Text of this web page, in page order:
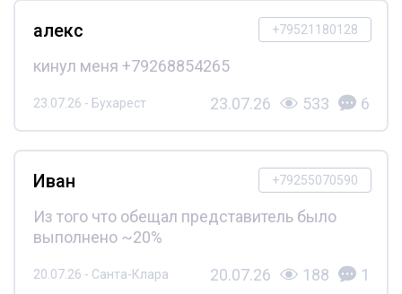
+79521180128
алекс
кинул меня +79268854265
23.07.26 - Бухарест 23.07.26 533 6
+79255070590
Иван
Из того что обещал представитель было
выполнено ~20%
20.07.26 - Санта-Клара 20.07.26 188 1